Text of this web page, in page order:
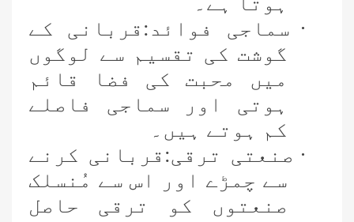
· سماجی فوائد:قربانی کے
گوشت کی تقسیم سے لوگوں
میں محبت کی فضا قائم
ہوتی اور سماجی فاصلے
کم ہوتے ہیں۔
· صنعتی ترقی:قربانی کرنے
سے چمڑے اور اس سے مُنسلک
صنعتوں کو ترقی حاصل